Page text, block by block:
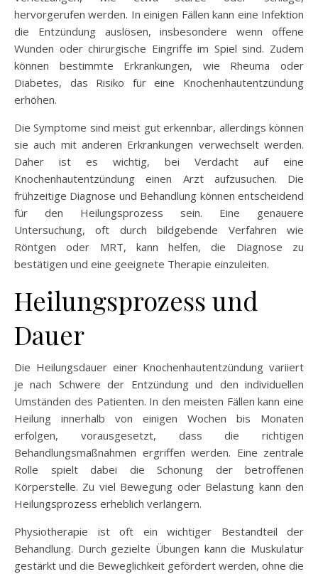
hervorgerufen werden. In einigen Fällen kann eine Infektion
die Entzündung auslösen, insbesondere wenn offene
Wunden oder chirurgische Eingriffe im Spiel sind. Zudem
können bestimmte Erkrankungen, wie Rheuma oder
Diabetes, das Risiko für eine Knochenhautentzündung
erhöhen.
Die Symptome sind meist gut erkennbar, allerdings können
sie auch mit anderen Erkrankungen verwechselt werden.
Daher ist es wichtig, bei Verdacht auf eine
Knochenhautentzündung einen Arzt aufzusuchen. Die
frühzeitige Diagnose und Behandlung können entscheidend
für den Heilungsprozess sein. Eine genauere
Untersuchung, oft durch bildgebende Verfahren wie
Röntgen oder MRT, kann helfen, die Diagnose zu
bestätigen und eine geeignete Therapie einzuleiten.
Heilungsprozess und
Dauer
Die Heilungsdauer einer Knochenhautentzündung variiert
je nach Schwere der Entzündung und den individuellen
Umständen des Patienten. In den meisten Fällen kann eine
Heilung innerhalb von einigen Wochen bis Monaten
erfolgen, vorausgesetzt, dass die richtigen
Behandlungsmaßnahmen ergriffen werden. Eine zentrale
Rolle spielt dabei die Schonung der betroffenen
Körperstelle. Zu viel Bewegung oder Belastung kann den
Heilungsprozess erheblich verlängern.
Physiotherapie ist oft ein wichtiger Bestandteil der
Behandlung. Durch gezielte Übungen kann die Muskulatur
gestärkt und die Beweglichkeit gefördert werden, ohne die